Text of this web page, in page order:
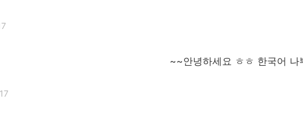
안녕하세요 ㅎㅎ 한국어 나